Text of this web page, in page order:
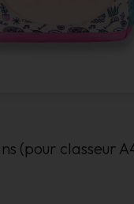
(pour classeur